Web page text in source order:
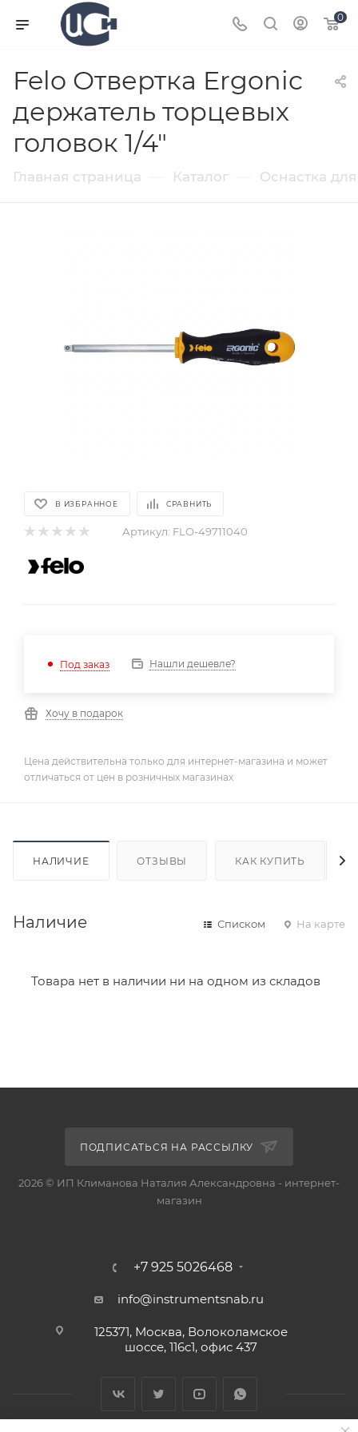
0
Felo Отвертка Ergonic
держатель торцевых
головок 1/4"
Главная страница Каталог Оснастка
В ИЗБРАННОЕ СРАВНИТЬ
Артикул: FLO-49711040
Под заказ Нашли дешевле?
Хочу в подарок
Цена действительна только для интернет-магазина и может
отличаться от цен в розничных магазинах
НАЛИЧИЕ ОТЗЫВЫ КАК КУПИТЬ
Наличие Списком На карте
Товара нет в наличии ни на одном из складов
ПОДПИСАТЬСЯ НА РАССЫЛКУ
2026 © ИП Климанова Наталия Александровна - интернет-
магазин
+7 925 5026468
info@instrumentsnab.ru
125371, Москва, Волоколамское
шоссе, 116с1, офис 437